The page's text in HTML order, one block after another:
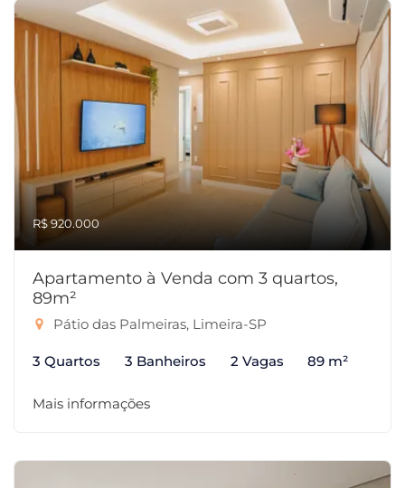
R$ 920.000
Apartamento à Venda com 3 quartos,
89m²
Pátio das Palmeiras, Limeira-SP
3 Quartos 3 Banheiros 2 Vagas 89 m²
Mais informações